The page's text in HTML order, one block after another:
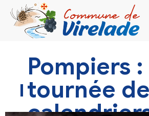
VIVRE ENSEMBLE
SE DIVERTIR
DÉCOUVRIR
Pompiers :
tournée